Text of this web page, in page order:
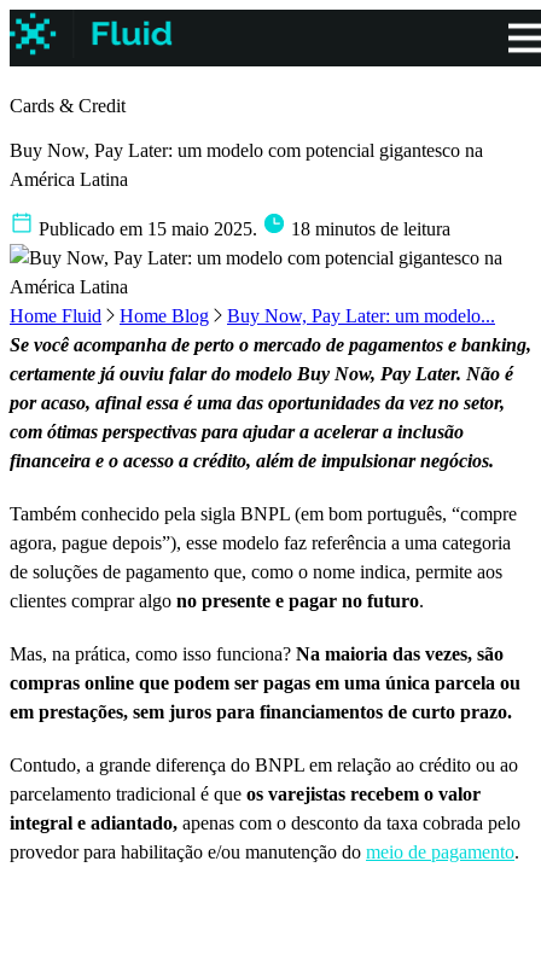
Cards & Credit
Buy Now, Pay Later: um modelo com potencial gigantesco na
América Latina
Publicado em 15 maio 2025. 18 minutos de leitura
Home Fluid Home Blog
Buy Now, Pay Later: um modelo...
Se você acompanha de perto o mercado de pagamentos e banking,
certamente já ouviu falar do modelo Buy Now, Pay Later. Não é
por acaso, afinal essa é uma das oportunidades da vez no setor,
com ótimas perspectivas para ajudar a acelerar a inclusão
financeira e o acesso a crédito, além de impulsionar negócios.
Também conhecido pela sigla BNPL (em bom português, “compre
agora, pague depois”), esse modelo faz referência a uma categoria
de soluções de pagamento que, como o nome indica, permite aos
clientes comprar algo no presente e pagar no futuro.
Mas, na prática, como isso funciona? Na maioria das vezes, são
compras online que podem ser pagas em uma única parcela ou
em prestações, sem juros para financiamentos de curto prazo.
Contudo, a grande diferença do BNPL em relação ao crédito ou ao
parcelamento tradicional é que os varejistas recebem o valor
integral e adiantado, apenas com o desconto da taxa cobrada pelo
provedor para habilitação e/ou manutenção do meio de pagamento.